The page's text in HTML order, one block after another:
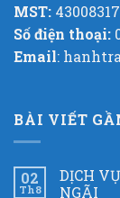
MST:
Số điện thoại:
Email:
BÀI VIẾT
02
Th8
DỊCH
NGÃI